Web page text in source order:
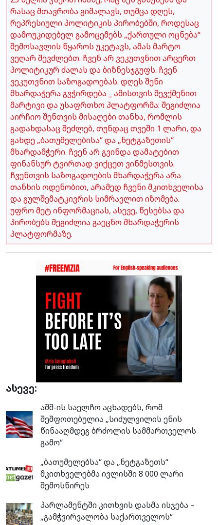
რასაც მთავრობა გიმალავს, თუმცა დღეს,
რეპრესიული პოლიტიკის პირობებში, როდესაც
დამოუკიდებელ გამოცემებს „ქართული ოცნება“
შემოსავლის წყაროს უკეტავს, ამას მარტო
ვეღარ შევძლებთ. ჩვენ არ ვეკუთვნით არცერთ
პოლიტიკურ ძალას და ბიზნესჯგუფს. ჩვენ
ვეკუთვნით საზოგადოებას. დღეს შენი
მხარდაჭერა გვჭირდება _ ამისთვის შევქმენით
მარტივი და უსაფრთხო პლატფორმა: შეგიძლია
აირჩიო შენთვის მისაღები თანხა, რომლის
გადახდასაც შეძლებ, თუნდაც თვეში 1 ლარი, და
გახდე „ბათუმელებისა“ და „ნეტგაზეთის“
მხარდამჭერი. ჩვენ არ გვინდა დამატებით
ფინანსურ ტვირთად ვიქცეთ ვინმესთვის.
ჩვენთვის საზოგადოების მხარდაჭერა არა
თანხის ოდენობით, არამედ ჩვენი მკითხველისა
და გულშემატკივრის სიმრავლით იზომება.
უფრო მეტ ინფორმაციას, ასევე, წესებსა და
პირობებს შეგიძლია გაეცნო მხარდაჭერის
პლატფორმაზე.
ასევე:
აშშ-ის საელჩო აცხადებს, რომ
შეშფოთებულია „სიძულვილის ენის
წინააღმდეგ ბრძოლის სამმართველოს
გამო“
„ბათუმელებსა“ და „ნეტგაზეთს“
მკითხველებმა ივლისში 8 000 ლარი
შემოსწირეს
პარლამენტში კითხვის დასმა ისჯება –
„გამჭვირვალობა საქართველოს“